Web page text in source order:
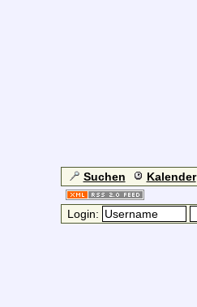
Suchen Kalender
Login: